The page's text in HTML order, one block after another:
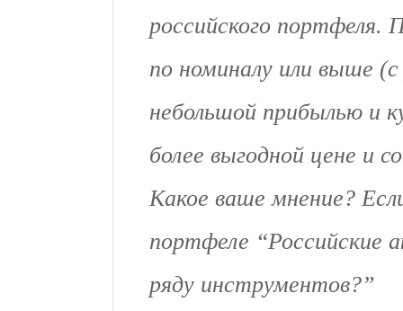
российского портфеля.
по номиналу или выше
небольшой прибылью и
более выгодной цене и
Какое ваше мнение?
портфеле “Российские
ряду инструментов?”